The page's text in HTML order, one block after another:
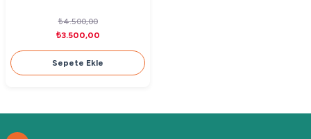
₺4.500,00
₺3.500,00
Sepete Ekle